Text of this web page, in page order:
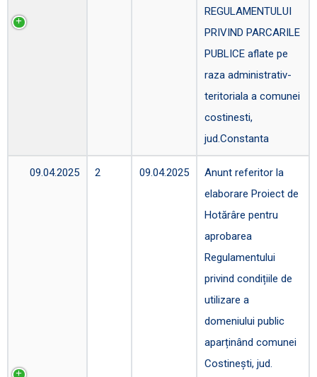
REGULAMENTULUI
PRIVIND PARCARILE
PUBLICE aflate pe
raza administrativ-
teritoriala a comunei
costinesti,
jud.Constanta
09.04.2025 2 09.04.2025
Anunt referitor la
elaborare Proiect de
Hotărâre pentru
aprobarea
Regulamentului
privind condițiile de
utilizare a
domeniului public
aparținând comunei
Costinești, jud.